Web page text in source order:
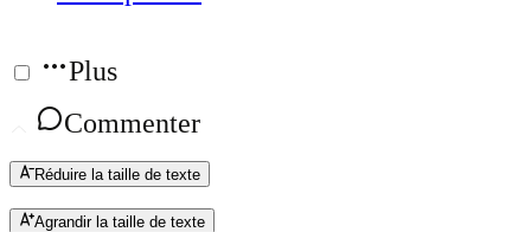
Plus
Commenter
Réduire la taille de texte
Agrandir la taille de texte